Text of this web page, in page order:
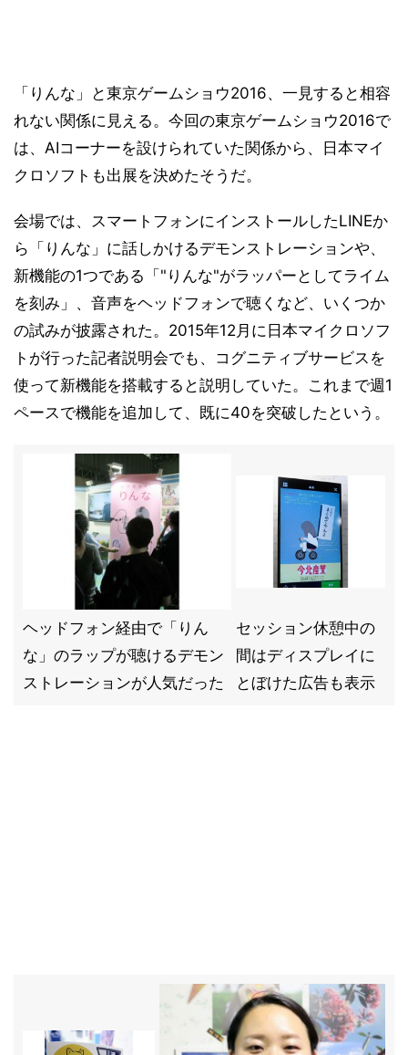
「りんな」と東京ゲームショウ2016、一見すると相容
れない関係に見える。今回の東京ゲームショウ2016で
は、AIコーナーを設けられていた関係から、日本マイ
クロソフトも出展を決めたそうだ。
会場では、スマートフォンにインストールしたLINEか
ら「りんな」に話しかけるデモンストレーションや、
新機能の1つである「"りんな"がラッパーとしてライム
を刻み」、音声をヘッドフォンで聴くなど、いくつか
の試みが披露された。2015年12月に日本マイクロソフ
トが行った記者説明会でも、コグニティブサービスを
使って新機能を搭載すると説明していた。これまで週1
ペースで機能を追加して、既に40を突破したという。
ヘッドフォン経由で「りん
な」のラップが聴けるデモン
ストレーションが人気だった
セッション休憩中の
間はディスプレイに
とぼけた広告も表示